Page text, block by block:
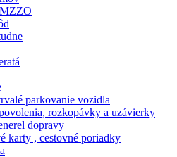
parkovanie vozidla
rozkopávky a uzávierky
dopravy
karty , cestovné poriadky